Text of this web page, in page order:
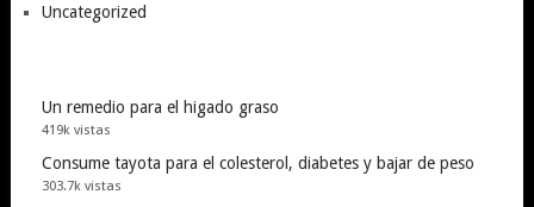
Uncategorized
Un remedio para el higado graso
419k vistas
Consume tayota para el colesterol, diabetes y bajar de peso
303.7k vistas